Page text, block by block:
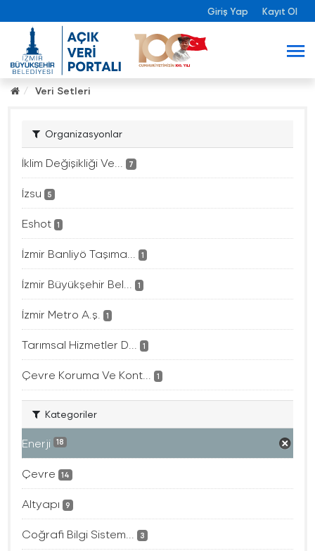
Giriş Yap Kayıt Ol
Veri Setleri
Organizasyonlar
İklim Değişikliği Ve... 7
İzsu 5
Eshot 1
İzmir Banliyö Taşıma... 1
İzmir Büyükşehir Bel... 1
İzmir Metro A.ş. 1
Tarımsal Hizmetler D... 1
Çevre Koruma Ve Kont... 1
Kategoriler
Enerji 18
Çevre 14
Altyapı 9
Coğrafi Bilgi Sistem... 3